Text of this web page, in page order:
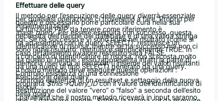
Effettuare delle query
Il metodo per l’esecuzione delle query diverrà essenziale
per qualsiasi operazione ci troveremo a fare. Proprio per
questo è necessario porre particolare cura nella sua
implementazione.
La funzione PHP da tenere come riferimento è
ibase_query. Per essere eseguita con successo, questa
necessita dell’handle del database e di una valida stringa
sql. Se ha successo e vi sono righe nel risultato (come si
ha ad esempio con le query SELECT), restituisce un
identificatore di risorsa, mentre se ha successo ma non ci
sono righe risultato, restituisce semplicemente TRUE. In
caso di fallimento il valore restituito sarà FALSE.
Il concetto di identificatore di risorsa, non si scosta molto
da quello di handle : esso rappresenta infatti la parte di
memoria riservata al resultset (l’insieme dei valori risultanti
da una query di tipo SELECT) generato da una query.
Il nostro metodo deve eseguire queste operazioni :
Controllo esistenza di una connessione
Esecuzione della query
Controllo esistenza di un resultset e settaggio della nuova
proprietà$this->Query_IDcon il valore dell’identificatore di
risorsa.
Restituzione del valore “vero” o “falso” a seconda dell’esito
della query.
I parametri che il nostro metodo riceverà in input saranno